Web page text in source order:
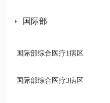
国际部
国际部综合医疗1病区
国际部综合医疗3病区